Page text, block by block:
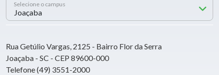
Selecione o campus
Rua Getúlio Vargas, 2125 - Bairro Flor da Serra
Joaçaba - SC - CEP 89600-000
Telefone (49) 3551-2000